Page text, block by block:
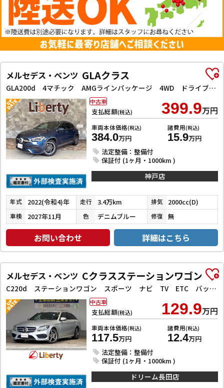
メルセデス・ベンツ GLAクラス
GLA200d 4マチック AMGラインパッケージ 4WD ドライブレコーダー 全周囲カメラ クリアランスソナー オートクルーズコントロール 衝突被害軽減システム サンルーフ ナビ TV オートライト LEDヘッドランプ ヘッドライトウォッシャー
支払総額(税込) 399.9万円
車両本体価格(税込)
384.0万円
諸費用(税込)
15.9万円
法定整備：整備付
保証付 (1ヶ月・1000km )
中古車
神戸店
年式 2022(令和4)年 走行 3.4万km 排気 2000cc(D)
車検 2027年11月 色 デニムブルー 修復 無
お問い合わせ 詳細はこちら
メルセデス・ベンツ Cクラスステーションワゴン
C220d ステーションワゴン スポーツ ナビ TV ETC バックカメラ クリアランスソナー オートクルーズコントロール 衝突被害軽減システム アルミホイール オートライト ヘッドライトウォッシャー パワーシート
支払総額(税込) 129.9万円
車両本体価格(税込)
117.5万円
諸費用(税込)
12.4万円
法定整備：整備付
保証付 (1ヶ月・1000km )
中古車
ドリーム長田店